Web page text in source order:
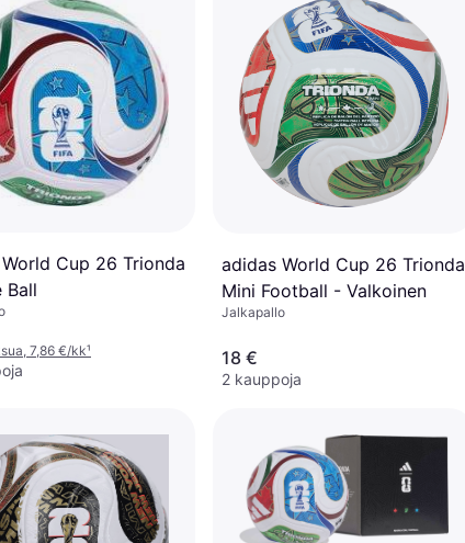
Cup 26 Trionda
Ball
7,86 €/kk¹
adidas World Cup 26 Trionda
Mini Football - Valkoinen
Jalkapallo
18 €
2 kauppoja